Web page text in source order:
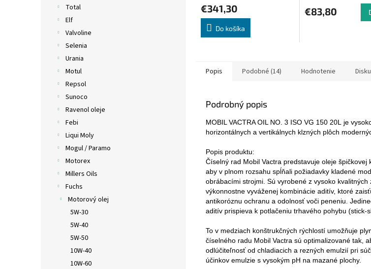
Total
Elf
Valvoline
Selenia
Urania
Motul
Repsol
Sunoco
Ravenol oleje
Febi
Liqui Moly
Mogul / Paramo
Motorex
Millers Oils
Fuchs
Motorový olej
5W-30
5W-40
5W-50
10W-40
10W-60
€341,30
Do košíka
€83,80
Popis Podobné (14) Hodnotenie
Podrobný popis
MOBIL VACTRA OIL NO. 3 ISO VG 150 20L je
horizontálnych a vertikálnych klzných plôch
Popis produktu:
Číselný rad Mobil Vactra predstavuje oleje špičkovej
aby v plnom rozsahu spĺňali požiadavky kladené
obrábacími strojmi. Sú vyrobené z vysoko kvalitných
výkonnostne vyváženej kombinácie aditív, ktoré
antikoróznu ochranu a odolnosť voči peneniu.
aditív prispieva k potlačeniu trhavého pohybu (stick-
To v medziach konštrukčných rýchlostí umožňuje
číselného radu Mobil Vactra sú optimalizované tak,
odlúčiteľnosť od chladiacich a rezných emulzií pri
účinkov emulzie s vysokým pH na mazané plochy.